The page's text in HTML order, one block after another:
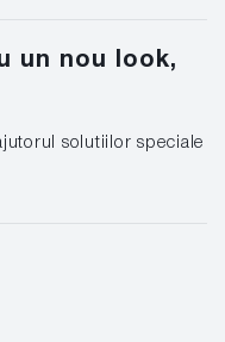
un nou look,
solutiilor speciale